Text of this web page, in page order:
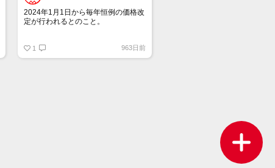
2024年1月1日から毎年恒例の価格改
定が行われるとのこと。
性があります。
1 963日前